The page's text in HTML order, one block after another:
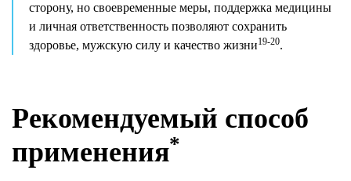
сторону, но своевременные меры, поддержка медицины
и личная ответственность позволяют сохранить
здоровье, мужскую силу и качество жизни19-20.
Рекомендуемый способ
применения*